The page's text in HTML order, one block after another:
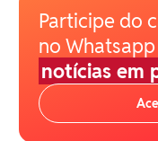
Participe do
no
notícias em